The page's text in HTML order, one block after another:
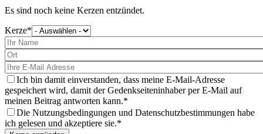
Es sind noch keine Kerzen entzündet.
Kerze
wählen
Sie
aus
Ich bin damit einverstanden, dass meine E-Mail-Adresse
gespeichert wird, damit der Gedenkseiteninhaber per E-Mail auf
meinen Beitrag antworten kann.
Die Nutzungsbedingungen und Datenschutzbestimmungen habe
ich gelesen und akzeptiere sie.